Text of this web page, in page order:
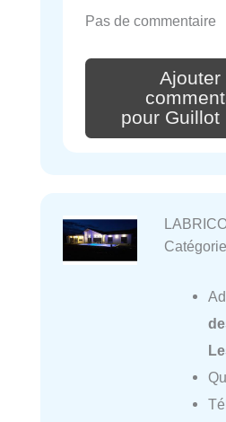
Pas de commentaire
Ajouter
pour Guillot